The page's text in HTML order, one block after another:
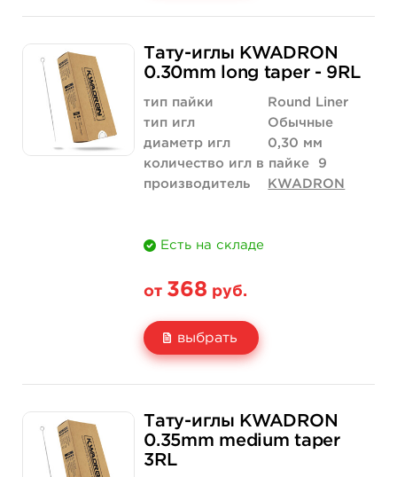
Цена
Количество
368 руб.
купить
736 руб.
купить
Тату-иглы KWADRON
0.30mm long taper - 9RL
тип пайки
Round Liner
тип игл
Обычные
диаметр игл
0,30 мм
количество игл в пайке
9
производитель
KWADRON
Есть на складе
от 368 руб.
выбрать
Цена
Количество
368 руб. 736 руб.
Тату-иглы KWADRON
0.35mm medium taper
3RL